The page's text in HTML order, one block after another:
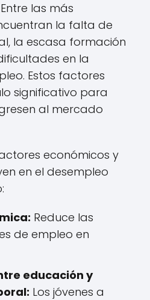
las más
la falta de
la escasa formación
en la
Estos factores
significativo para
al mercado
económicos y
en el desempleo
Reduce las
de empleo en
educación y
Los jóvenes a